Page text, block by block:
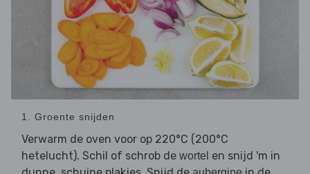
1. Groente snijden
Verwarm de oven voor op 220°C (200°C
hetelucht). Schil of schrob de wortel en snijd 'm in